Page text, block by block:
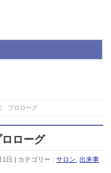
プロローグ
ローグ
1日 カテゴリー :サロン ,出来事